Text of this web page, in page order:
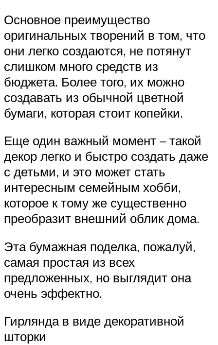
Основное преимущество
оригинальных творений в том, что
они легко создаются, не потянут
слишком много средств из
бюджета. Более того, их можно
создавать из обычной цветной
бумаги, которая стоит копейки.
Еще один важный момент – такой
декор легко и быстро создать даже
с детьми, и это может стать
интересным семейным хобби,
которое к тому же существенно
преобразит внешний облик дома.
Эта бумажная поделка, пожалуй,
самая простая из всех
предложенных, но выглядит она
очень эффектно.
Гирлянда в виде декоративной
шторки